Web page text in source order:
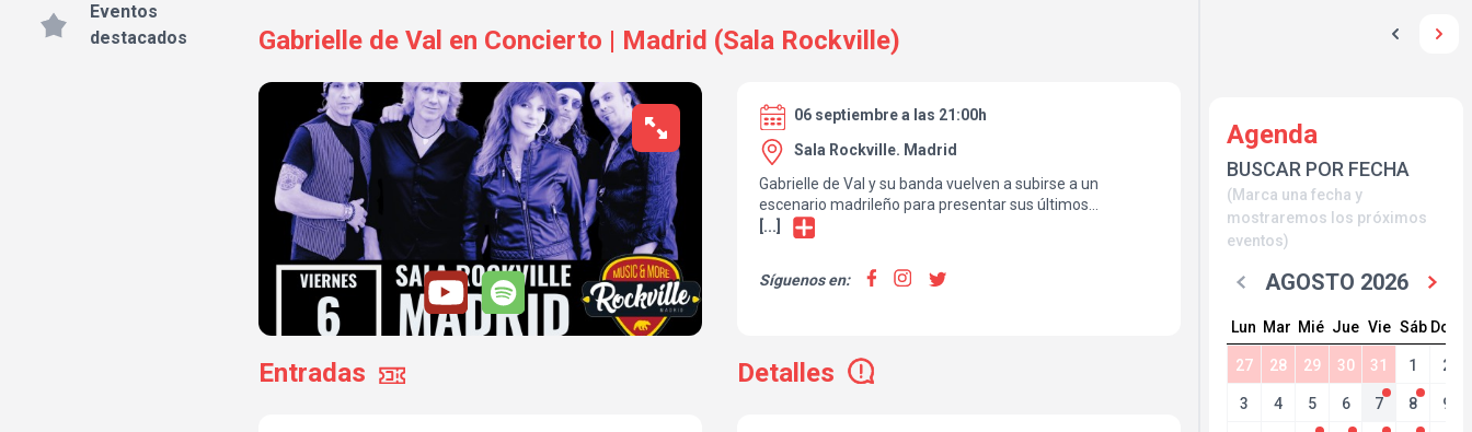
Eventos
destacados
Gabrielle de Val en Concierto | Madrid (Sala Rockville)
06 septiembre a las 21:00h
Sala Rockville. Madrid
Gabrielle de Val y su banda vuelven a subirse a un
escenario madrileño para presentar sus últimos
lanzamientos. Última parada en la capital antes de viajar
Firesfest (www.firefest-festival.com).
[...]
Síguenos en:
Entradas Detalles
Agenda
BUSCAR POR FECHA
(Marca una fecha y
mostraremos los próximos
eventos)
AGOSTO 2026
Lun Mar Mié Jue Vie Sáb Dom
27 28 29 30 31 1 2
3 4 5 6 7 8 9